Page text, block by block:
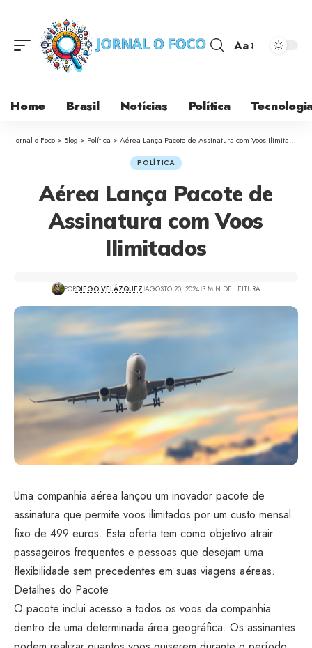
Aa
Home Brasil Notícias Política
Jornal o Foco > Blog > Política >Aérea Lança Pacote de Assinatura com Voos Ilimitados
POLÍTICA
Aérea Lança Pacote de
Assinatura com Voos
Ilimitados
PORDIEGO VELÁZQUEZ AGOSTO 20, 2024 3 MIN DE LEITURA
Uma companhia aérea lançou um inovador pacote de
assinatura que permite voos ilimitados por um custo mensal
fixo de 499 euros. Esta oferta tem como objetivo atrair
passageiros frequentes e pessoas que desejam uma
flexibilidade sem precedentes em suas viagens aéreas.
Detalhes do Pacote
O pacote inclui acesso a todos os voos da companhia
dentro de uma determinada área geográfica. Os assinantes